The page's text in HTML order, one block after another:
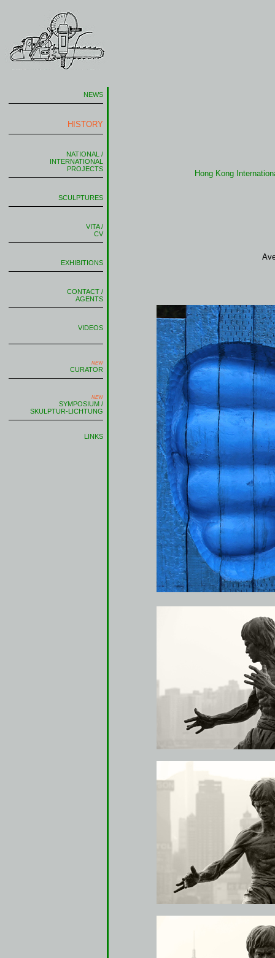
NEWS
HISTORY
NATIONAL /
INTERNATIONAL
PROJECTS
SCULPTURES
VITA /
CV
EXHIBITIONS
CONTACT /
AGENTS
VIDEOS
NEW
CURATOR
NEW
SYMPOSIUM /
SKULPTUR-LICHTUNG
LINKS
Hong Kong